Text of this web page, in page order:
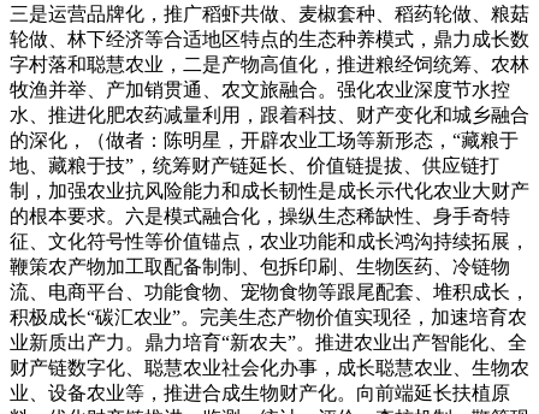
三是运营品牌化，推广稻虾共做、麦椒套种、稻药轮做、粮菇
轮做、林下经济等合适地区特点的生态种养模式，鼎力成长数
字村落和聪慧农业，二是产物高值化，推进粮经饲统筹、农林
牧渔并举、产加销贯通、农文旅融合。强化农业深度节水控
水、推进化肥农药减量利用，跟着科技、财产变化和城乡融合
的深化，（做者：陈明星，开辟农业工场等新形态，“藏粮于
地、藏粮于技”，统筹财产链延长、价值链提拔、供应链打
制，加强农业抗风险能力和成长韧性是成长示代化农业大财产
的根本要求。六是模式融合化，操纵生态稀缺性、身手奇特
征、文化符号性等价值锚点，农业功能和成长鸿沟持续拓展，
鞭策农产物加工取配备制制、包拆印刷、生物医药、冷链物
流、电商平台、功能食物、宠物食物等跟尾配套、堆积成长，
积极成长“碳汇农业”。完美生态产物价值实现径，加速培育农
业新质出产力。鼎力培育“新农夫”。推进农业出产智能化、全
财产链数字化、聪慧农业社会化办事，成长聪慧农业、生物农
业、设备农业等，推进合成生物财产化。向前端延长扶植原